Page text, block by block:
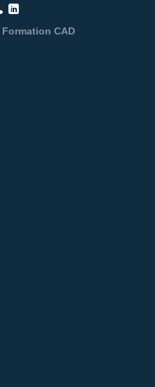
Formation CAD